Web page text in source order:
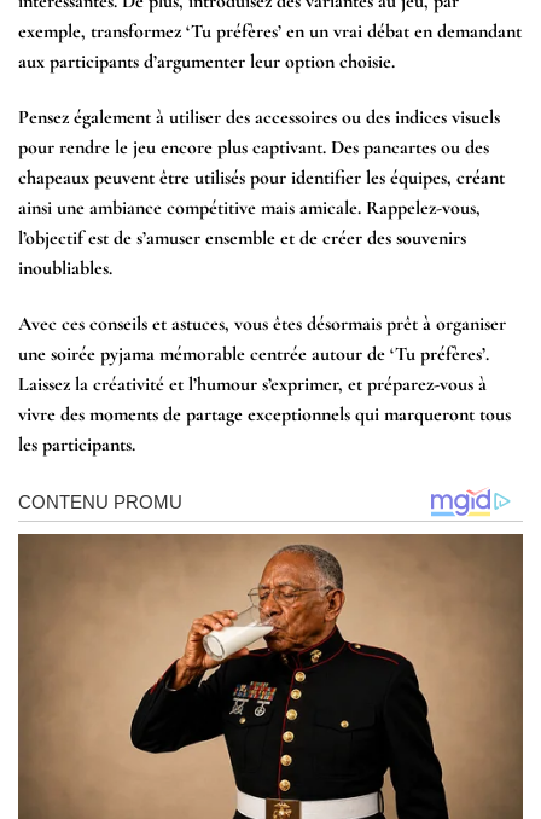
exemple, transformez ‘Tu préfères’ en un vrai débat en demandant
aux participants d’argumenter leur option choisie.
Pensez également à utiliser des accessoires ou des indices visuels
pour rendre le jeu encore plus captivant. Des pancartes ou des
chapeaux peuvent être utilisés pour identifier les équipes, créant
ainsi une ambiance compétitive mais amicale. Rappelez-vous,
l’objectif est de s’amuser ensemble et de créer des souvenirs
inoubliables.
Avec ces conseils et astuces, vous êtes désormais prêt à organiser
une soirée pyjama mémorable centrée autour de ‘Tu préfères’.
Laissez la créativité et l’humour s’exprimer, et préparez-vous à
vivre des moments de partage exceptionnels qui marqueront tous
les participants.